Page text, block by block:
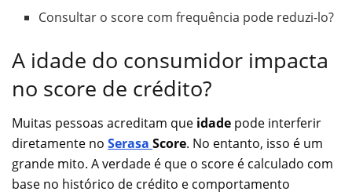
Consultar o score com frequência pode reduzi-lo?
A idade do consumidor impacta
no score de crédito?
Muitas pessoas acreditam que idade pode interferir
diretamente no Serasa Score. No entanto, isso é um
grande mito. A verdade é que o score é calculado com
base no histórico de crédito e comportamento